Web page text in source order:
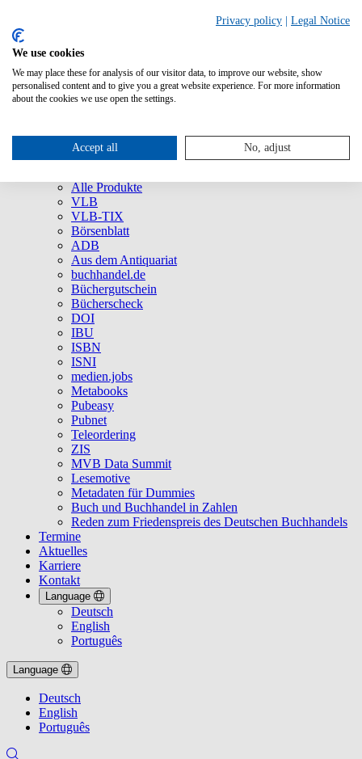
Über uns
Unternehmen
Presse
Service
Alle Produkte
VLB
VLB-TIX
Börsenblatt
ADB
Aus dem Antiquariat
buchhandel.de
Büchergutschein
Bücherscheck
DOI
IBU
ISBN
ISNI
medien.jobs
Metabooks
Pubeasy
Pubnet
Teleordering
ZIS
MVB Data Summit
Lesemotive
Metadaten für Dummies
Buch und Buchhandel in Zahlen
Reden zum Friedenspreis des Deutschen Buchhandels
Termine
Aktuelles
Karriere
Kontakt
Language
Deutsch
English
Português
Language
Deutsch
English
Português
Privacy policy Legal Notice
We use cookies
We may place these for analysis of our visitor data, to improve our website, show
personalised content and to give you a great website experience. For more information
about the cookies we use open the settings.
Accept all No, adjust